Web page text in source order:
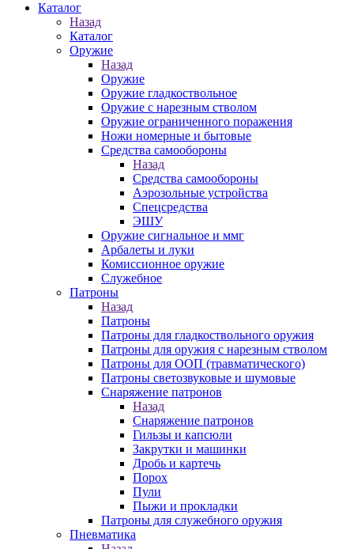
Каталог
Назад
Каталог
Оружие
Назад
Оружие
Оружие гладкоствольное
Оружие с нарезным стволом
Оружие ограниченного поражения
Ножи номерные и бытовые
Средства самообороны
Назад
Средства самообороны
Аэрозольные устройства
Спецсредства
ЭШУ
Оружие сигнальное и ммг
Арбалеты и луки
Комиссионное оружие
Служебное
Патроны
Назад
Патроны
Патроны для гладкоствольного оружия
Патроны для оружия с нарезным стволом
Патроны для ООП (травматического)
Патроны светозвуковые и шумовые
Снаряжение патронов
Назад
Снаряжение патронов
Гильзы и капсюли
Закрутки и машинки
Дробь и картечь
Порох
Пули
Пыжи и прокладки
Патроны для служебного оружия
Пневматика